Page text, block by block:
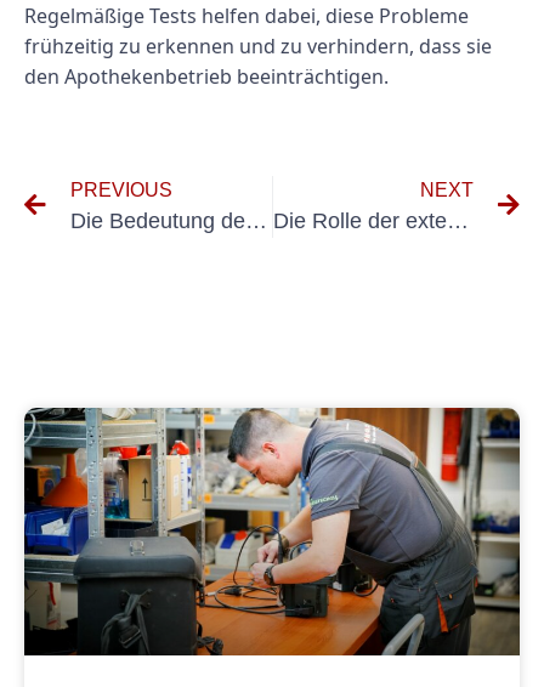
Regelmäßige Tests helfen dabei, diese Probleme
frühzeitig zu erkennen und zu verhindern, dass sie
den Apothekenbetrieb beeinträchtigen.
PREVIOUS
Die Bedeutung der Elektroprüfung Labordiagnostik für die Gewährleistung der elektrischen Sicherheit
NEXT
Die Rolle der externen VEFK in der Labordiagnostik: Verantwortlichkeiten und Anforderungen